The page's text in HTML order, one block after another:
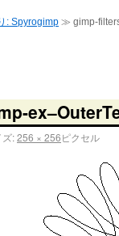
: Spyrogimp ≫ gimp-
ズ:256 × 256ピクセル